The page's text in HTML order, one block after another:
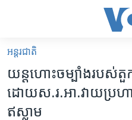
គេហទំព័រ​
ទាក់ទង
និង​
ចូល​
អន្តរជាតិ
អាមេរិក
អន្តរជាតិ
យន្តហោះ​ចម្បាំង​របស់​តួ
ដោយ​ស.រ.អា.​​វាយប្រហា
ឥស្លាម